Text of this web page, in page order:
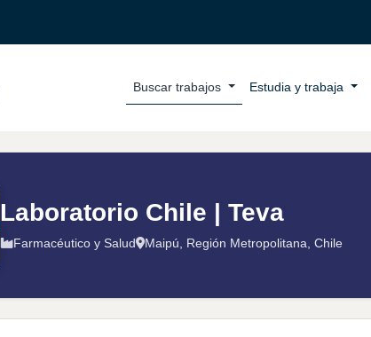
Buscar trabajos Estudia y trabaja
Laboratorio Chile | Teva
Farmacéutico y Salud Maipú, Región Metropolitana, Chile